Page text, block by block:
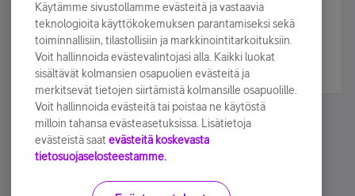
sähköpostiisi.
Tilaa nyt
Käytämme sivustollamme evästeitä ja vastaavia
teknologioita käyttökokemuksen parantamiseksi sekä
toiminnallisiin, tilastollisiin ja markkinointitarkoituksiin.
Voit hallinnoida evästevalintojasi alla. Kaikki luokat
sisältävät kolmansien osapuolien evästeitä ja
merkitsevät tietojen siirtämistä kolmansille osapuolille.
Voit hallinnoida evästeitä tai poistaa ne käytöstä
milloin tahansa evästeasetuksissa. Lisätietoja
evästeistä saat evästeitä koskevasta
tietosuojaselosteestamme.